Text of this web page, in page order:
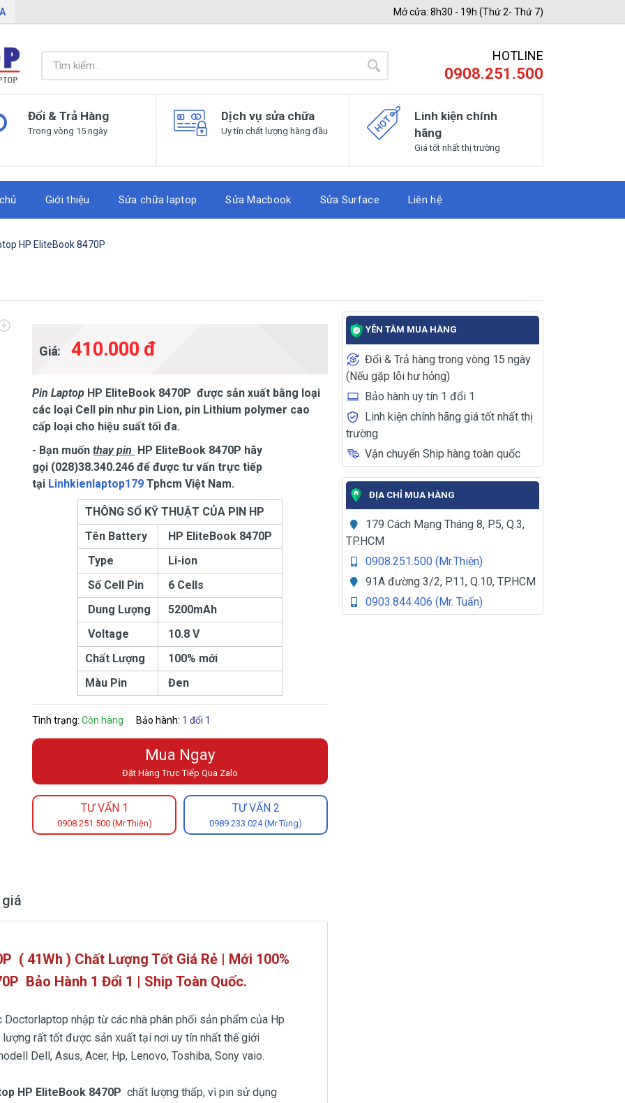
Mở cửa: 8h30 - 19h (Thứ 2- Thứ 7)
HOTLINE
0908.251.500
Đổi & Trả Hàng
Trong vòng 15 ngày
Dịch vụ sửa chữa
Uy tín chất lượng hàng đầu
Linh kiện chính
hãng
Giá tốt nhất thị trường
Giới thiệu Sửa chữa laptop Sửa Macbook Sửa Surface Liên hệ
HP EliteBook 8470P
Giá: 410.000 đ
Pin Laptop HP EliteBook 8470P được sản xuất bằng loại
các loại Cell pin như pin Lion, pin Lithium polymer cao
cấp loại cho hiệu suất tối đa.
- Bạn muốnthay pin HP EliteBook 8470P hãy
gọi (028)38.340.246 để được tư vấn trực tiếp
tại Linhkienlaptop179 Tphcm Việt Nam.
THÔNG SỐ KỸ THUẬT CỦA PIN HP
Tên Battery
HP EliteBook 8470P
Type
Li-ion
Số Cell Pin
6 Cells
Dung Lượng
5200mAh
Voltage
10.8 V
Chất Lượng
100% mới
Màu Pin
Đen
Tình trạng:Còn hàng Bảo hành: 1 đổi 1
Mua Ngay
Đặt Hàng Trực Tiếp Qua Zalo
TƯ VẤN 1
0908.251.500 (Mr.Thiện)
TƯ VẤN 2
0989.233.024 (Mr.Tùng)
YÊN TÂM MUA HÀNG
Đổi & Trả hàng trong vòng 15 ngày
(Nếu gặp lỗi hư hỏng)
Bảo hành uy tín 1 đổi 1
Linh kiện chính hãng giá tốt nhất thị
trường
Vận chuyển Ship hàng toàn quốc
ĐỊA CHỈ MUA HÀNG
179 Cách Mạng Tháng 8, P.5, Q.3,
TP.HCM
0908.251.500 (Mr.Thiện)
91A đường 3/2, P.11, Q.10, TP.HCM
0903.844.406 (Mr. Tuấn)
( 41Wh ) Chất Lượng Tốt Giá Rẻ | Mới 100%
Bảo Hành 1 Đổi 1 | Ship Toàn Quốc.
Doctorlaptop nhập từ các nhà phân phối sản phẩm của Hp
lượng rất tốt được sản xuất tại nơi uy tín nhất thế giới
Dell, Asus, Acer, Hp, Lenovo, Toshiba, Sony vaio.
HP EliteBook 8470P chất lượng thấp, vì pin sử dụng